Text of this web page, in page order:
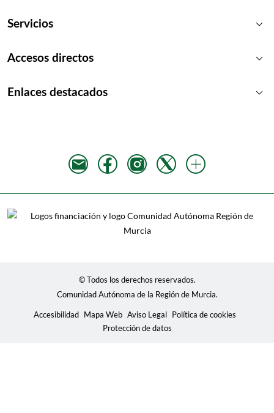
Servicios keyboard_arrow_down
Accesos directos keyboard_arrow_down
Enlaces destacados keyboard_arrow_down
© Todos los derechos reservados.
Comunidad Autónoma de la Región de Murcia.
Accesibilidad Mapa Web Aviso Legal Política de cookies
Protección de datos